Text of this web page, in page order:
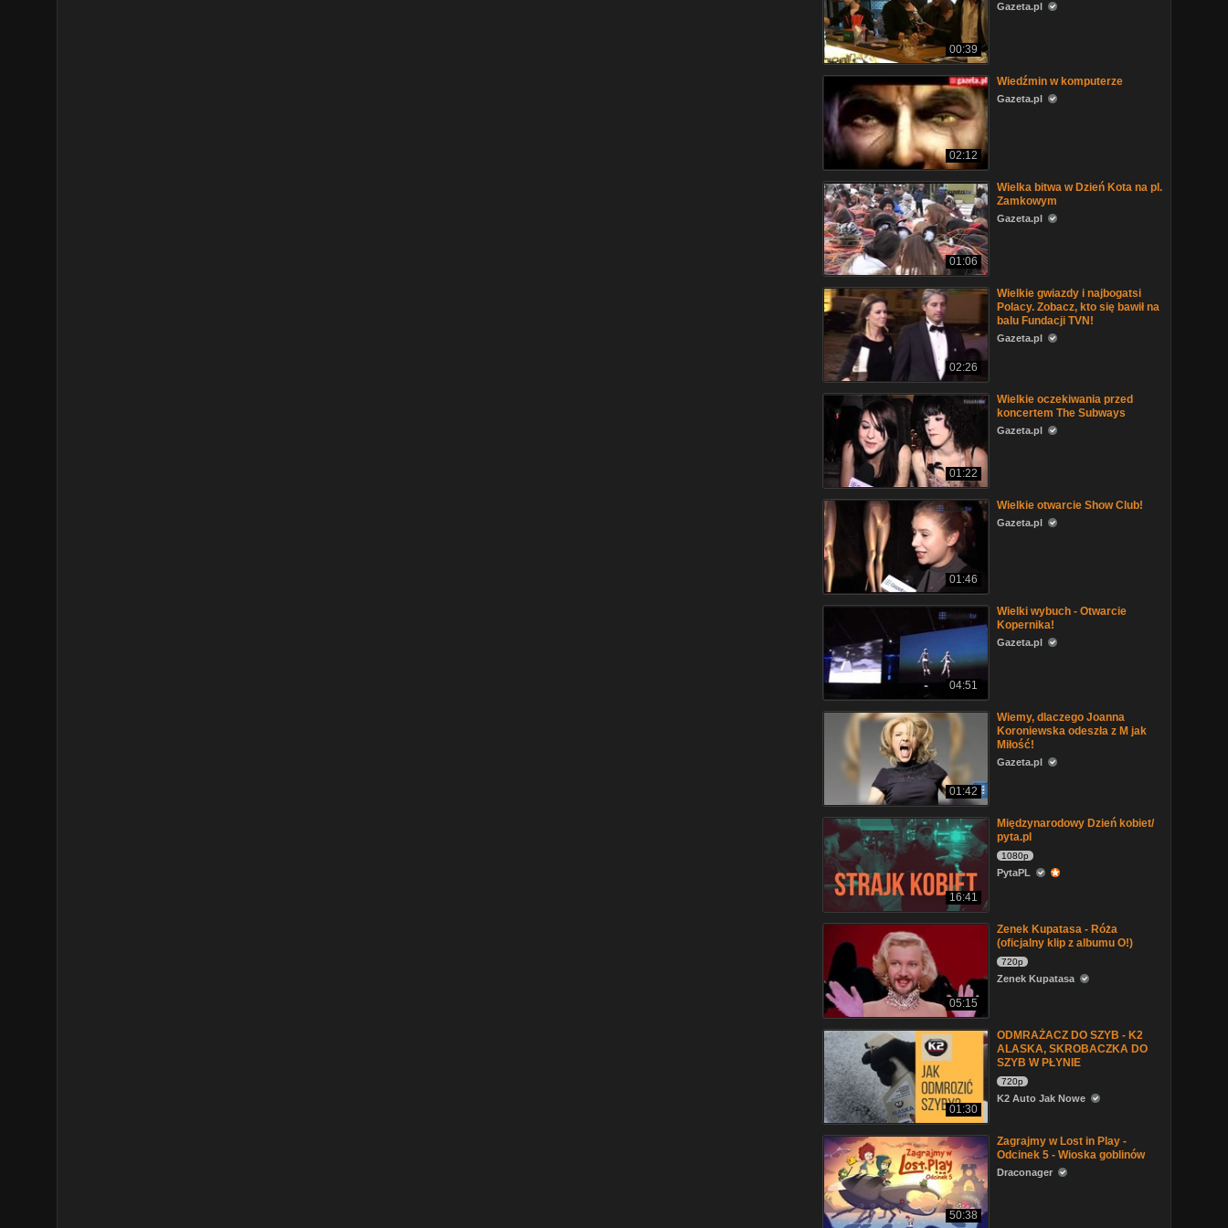
00:39
Gazeta.pl
02:12
Wiedźmin w komputerze
Gazeta.pl
01:06
Wielka bitwa w Dzień Kota na pl.
Zamkowym
Gazeta.pl
02:26
Wielkie gwiazdy i najbogatsi
Polacy. Zobacz, kto się bawił na
balu Fundacji TVN!
Gazeta.pl
01:22
Wielkie oczekiwania przed
koncertem The Subways
Gazeta.pl
01:46
Wielkie otwarcie Show Club!
Gazeta.pl
04:51
Wielki wybuch - Otwarcie
Kopernika!
Gazeta.pl
01:42
Wiemy, dlaczego Joanna
Koroniewska odeszła z M jak
Miłość!
Gazeta.pl
16:41
Międzynarodowy Dzień kobiet/
pyta.pl
1080p
PytaPL
05:15
Zenek Kupatasa - Róża
(oficjalny klip z albumu O!)
720p
Zenek Kupatasa
01:30
ODMRAŻACZ DO SZYB - K2
ALASKA, SKROBACZKA DO
SZYB W PŁYNIE
720p
K2 Auto Jak Nowe
50:38
Zagrajmy w Lost in Play -
Odcinek 5 - Wioska goblinów
Draconager